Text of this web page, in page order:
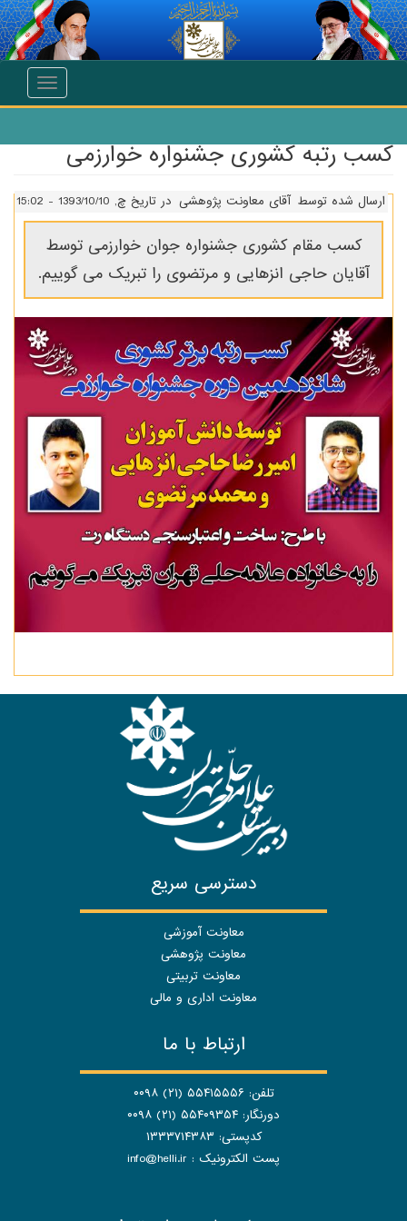
انتقال به محتوای اصلی
Toggle
کسب رتبه کشوری جشنواره خوارزمی
ارسال شده توسط آقای معاونت پژوهشی در تاریخ چ, 1393/10/10 - 15:02
کسب مقام کشوری جشنواره جوان خوارزمی توسط
آقایان حاجی انزهایی و مرتضوی را تبریک می گوییم.
دسترسی سریع
معاونت آموزشی
معاونت پژوهشی
معاونت تربیتی
معاونت اداری و مالی
ارتباط با ما
تلفن: ۵۵۴۱۵۵۵۶ (۲۱) ۰۰۹۸
دورنگار: ۵۵۴۰۹۳۵۴ (۲۱) ۰۰۹۸
کدپستی: ۱۳۳۳۷۱۴۳۸۳
پست الکترونیک : info@helli.ir